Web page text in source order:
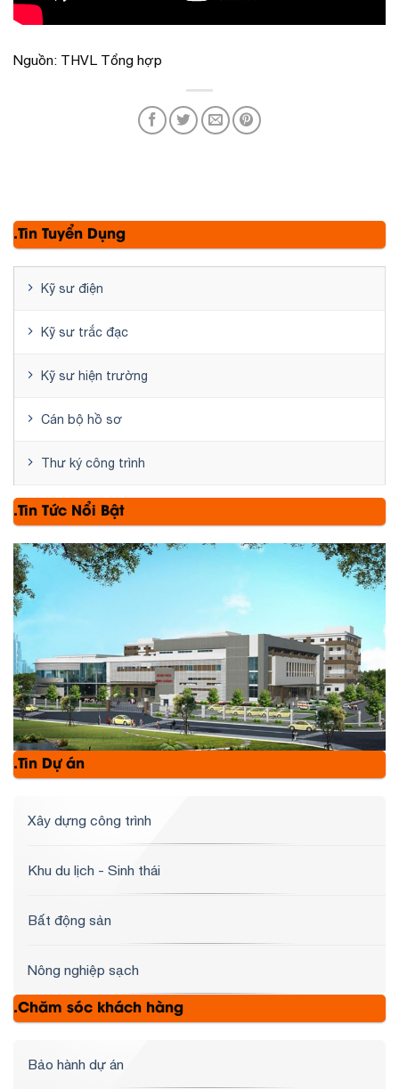
Nguồn: THVL Tổng hợp
.Tin Tuyển Dụng
Kỹ sư điện
Kỹ sư trắc đạc
Kỹ sư hiện trường
Cán bộ hồ sơ
Thư ký công trình
.Tin Tức Nổi Bật
.Tin Dự án
Xây dựng công trình
Khu du lịch - Sinh thái
Bất động sản
Nông nghiệp sạch
.Chăm sóc khách hàng
Bảo hành dự án